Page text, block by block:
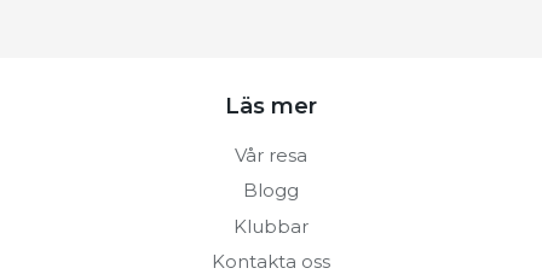
Läs mer
Vår resa
Blogg
Klubbar
Kontakta oss